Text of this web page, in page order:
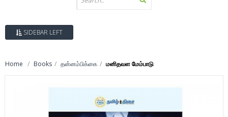
SIDEBAR LEFT
Home Books தன்னம்பிக்கை மனிதவள மேம்பாடு